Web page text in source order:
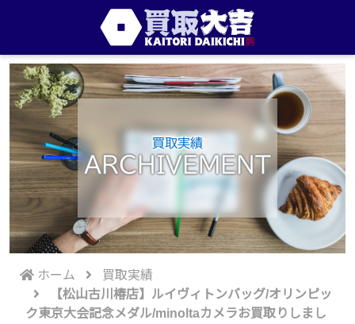
買取実績
ARCHIVEMENT
ホーム
買取実績
【松山古川椿店】ルイヴィトンバッグ/オリンピッ
ク東京大会記念メダル/minoltaカメラお買取りしまし